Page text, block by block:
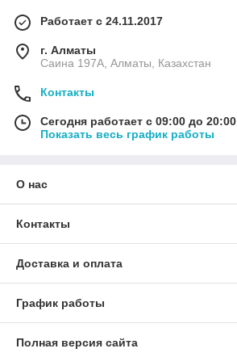
Работает с 24.11.2017
г. Алматы
Саина 197А, Алматы, Казахстан
Контакты
Сегодня работает с 09:00 до 20:00
Показать весь график работы
О нас
Контакты
Доставка и оплата
График работы
Полная версия сайта